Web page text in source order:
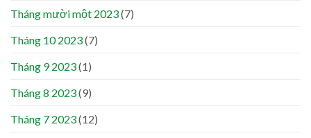
Tháng mười một 2023(7)
Tháng 10 2023(7)
Tháng 9 2023(1)
Tháng 8 2023(9)
Tháng 7 2023(12)